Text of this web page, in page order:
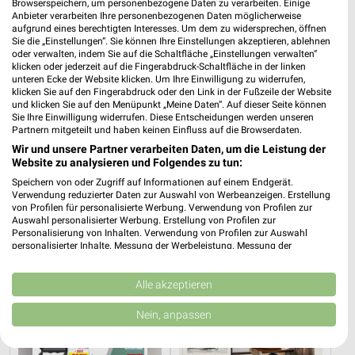
6,1 km
Angebote ab 03.08.
Gültig bis Sa. 08.08.
3,8 km
Angebote ab 03.08.
Gültig bis Sa. 08.08.
toom Baumarkt XXXLutz
Browserspeichern, um personenbezogene Daten zu verarbeiten. Einige
Anbieter verarbeiten Ihre personenbezogenen Daten möglicherweise
aufgrund eines berechtigten Interesses. Um dem zu widersprechen, öffnen
Sie die „Einstellungen“. Sie können Ihre Einstellungen akzeptieren, ablehnen
oder verwalten, indem Sie auf die Schaltfläche „Einstellungen verwalten“
klicken oder jederzeit auf die Fingerabdruck-Schaltfläche in der linken
unteren Ecke der Website klicken. Um Ihre Einwilligung zu widerrufen,
klicken Sie auf den Fingerabdruck oder den Link in der Fußzeile der Website
und klicken Sie auf den Menüpunkt „Meine Daten“. Auf dieser Seite können
Sie Ihre Einwilligung widerrufen. Diese Entscheidungen werden unseren
Partnern mitgeteilt und haben keinen Einfluss auf die Browserdaten.
Wir und unsere Partner verarbeiten Daten, um die Leistung der
Website zu analysieren und Folgendes zu tun:
Speichern von oder Zugriff auf Informationen auf einem Endgerät.
Verwendung reduzierter Daten zur Auswahl von Werbeanzeigen. Erstellung
von Profilen für personalisierte Werbung. Verwendung von Profilen zur
Auswahl personalisierter Werbung. Erstellung von Profilen zur
Personalisierung von Inhalten. Verwendung von Profilen zur Auswahl
personalisierter Inhalte. Messung der Werbeleistung. Messung der
Kombinationen von Daten aus verschiedenen Quellen. Entwicklung und
Verbesserung der Angebote. Verwendung reduzierter Daten zur Auswahl
von Inhalten.
Daten können außerhalb der Europäischen Union weitergegeben und in die
USA gesendet werden.
Website/App.
Alle akzeptieren
Nein, anpassen